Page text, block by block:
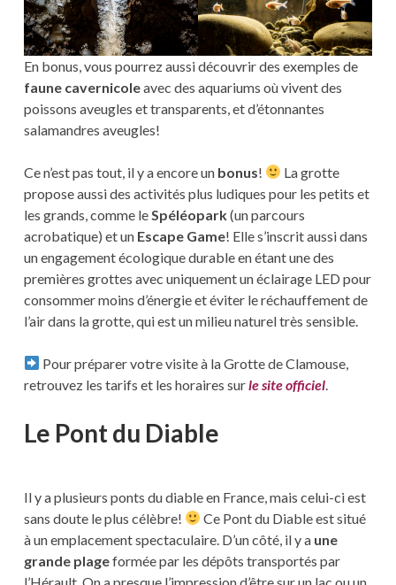
En bonus, vous pourrez aussi découvrir des exemples de
faune cavernicoleavec des aquariums où vivent des
poissons aveugles et transparents, et d’étonnantes
salamandres aveugles!
Ce n’est pas tout, il y a encore un bonus!
La grotte
propose aussi des activités plus ludiques pour les petits et
les grands, comme leSpéléopark(un parcours
acrobatique) et un Escape Game! Elle s’inscrit aussi dans
un engagement écologique durable en étant une des
premières grottes avec uniquement un éclairage LED pour
consommer moins d’énergie et éviter le réchauffement de
l’air dans la grotte, qui est un milieu naturel très sensible.
Pour préparer votre visite à la Grotte de Clamouse,
retrouvez les tarifs et les horaires surle site officiel.
Le Pont du Diable
Il y a plusieurs ponts du diable en France, mais celui-ci est
sans doute le plus célèbre!
Ce Pont du Diable est situé
à un emplacement spectaculaire. D’un côté, il y a une
grande plageformée par les dépôts transportés par